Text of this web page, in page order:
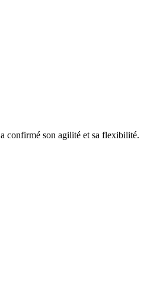
confirmé son agilité et sa flexibilité.